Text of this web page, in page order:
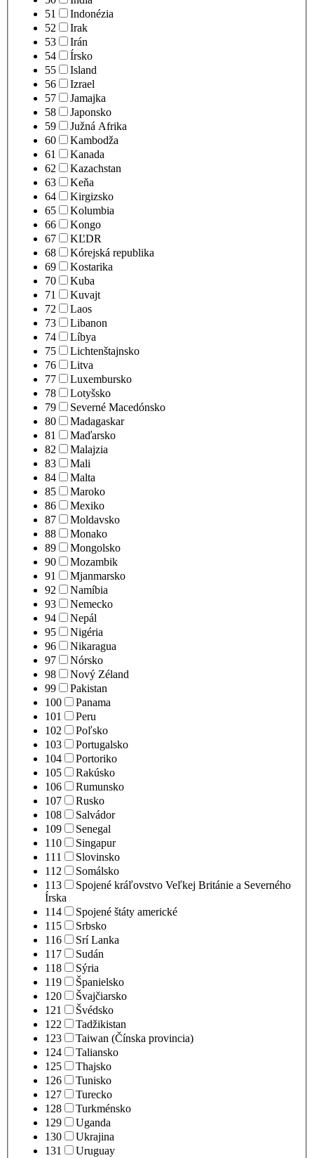
51
Indonézia
52
Irak
53
Irán
54
Írsko
55
Island
56
Izrael
57
Jamajka
58
Japonsko
59
Južná Afrika
60
Kambodža
61
Kanada
62
Kazachstan
63
Keňa
64
Kirgizsko
65
Kolumbia
66
Kongo
67
KĽDR
68
Kórejská republika
69
Kostarika
70
Kuba
71
Kuvajt
72
Laos
73
Libanon
74
Líbya
75
Lichtenštajnsko
76
Litva
77
Luxembursko
78
Lotyšsko
79
Severné Macedónsko
80
Madagaskar
81
Maďarsko
82
Malajzia
83
Mali
84
Malta
85
Maroko
86
Mexiko
87
Moldavsko
88
Monako
89
Mongolsko
90
Mozambik
91
Mjanmarsko
92
Namíbia
93
Nemecko
94
Nepál
95
Nigéria
96
Nikaragua
97
Nórsko
98
Nový Zéland
99
Pakistan
100
Panama
101
Peru
102
Poľsko
103
Portugalsko
104
Portoriko
105
Rakúsko
106
Rumunsko
107
Rusko
108
Salvádor
109
Senegal
110
Singapur
111
Slovinsko
112
Somálsko
113
Spojené kráľovstvo Veľkej Británie a Severného
Írska
114
Spojené štáty americké
115
Srbsko
116
Srí Lanka
117
Sudán
118
Sýria
119
Španielsko
120
Švajčiarsko
121
Švédsko
122
Tadžikistan
123
Taiwan (Čínska provincia)
124
Taliansko
125
Thajsko
126
Tunisko
127
Turecko
128
Turkménsko
129
Uganda
130
Ukrajina
131
Uruguay